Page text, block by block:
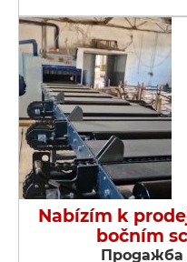
Nabízím k
bočním
Продажба